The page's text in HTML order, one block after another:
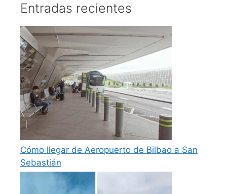
Entradas recientes
Cómo llegar de Aeropuerto de Bilbao a San
Sebastián